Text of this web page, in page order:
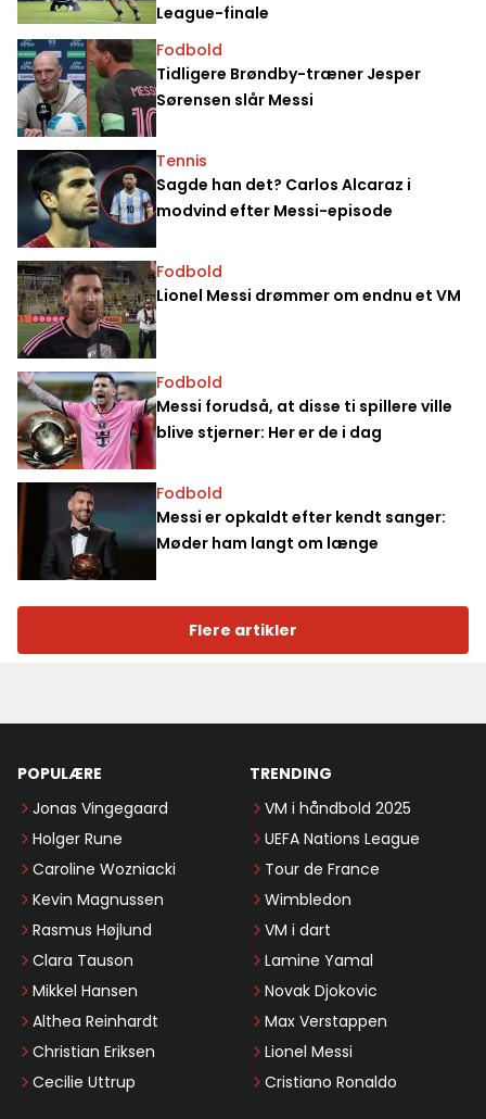
League-finale
Fodbold
Tidligere Brøndby-træner Jesper
Sørensen slår Messi
Tennis
Sagde han det? Carlos Alcaraz i
modvind efter Messi-episode
Fodbold
Lionel Messi drømmer om endnu et VM
Fodbold
Messi forudså, at disse ti spillere ville
blive stjerner: Her er de i dag
Fodbold
Messi er opkaldt efter kendt sanger:
Møder ham langt om længe
Flere artikler
POPULÆRE
Jonas Vingegaard
Holger Rune
Caroline Wozniacki
Kevin Magnussen
Rasmus Højlund
Clara Tauson
Mikkel Hansen
Althea Reinhardt
Christian Eriksen
Cecilie Uttrup
TRENDING
VM i håndbold 2025
UEFA Nations League
Tour de France
Wimbledon
VM i dart
Lamine Yamal
Novak Djokovic
Max Verstappen
Lionel Messi
Cristiano Ronaldo